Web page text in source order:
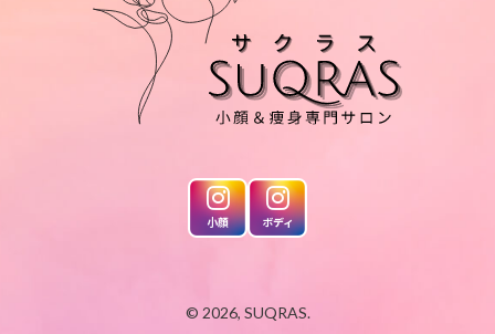
小顔 ボディ
© 2026, SUQRAS.